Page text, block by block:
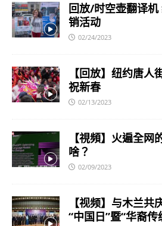
回放/时空壶翻译
销活动
02/24/2023
【回放】纽约唐
祝新春
02/13/2023
【視頻】火遍全
啥？
02/09/2023
【视频】与木兰
“中国日”暨“华裔传